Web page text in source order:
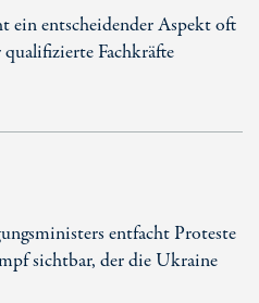
ein entscheidender Aspekt oft
Fachkräfte
entfacht Proteste
sichtbar, der die Ukraine